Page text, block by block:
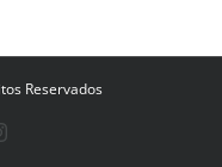
Reservados
Instagram